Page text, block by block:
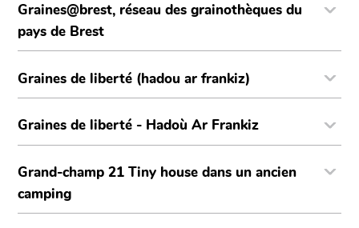
Graines@brest, réseau des grainothèques du
pays de Brest
Graines de liberté (hadou ar frankiz)
Graines de liberté - Hadoù Ar Frankiz
Grand-champ 21 Tiny house dans un ancien
camping